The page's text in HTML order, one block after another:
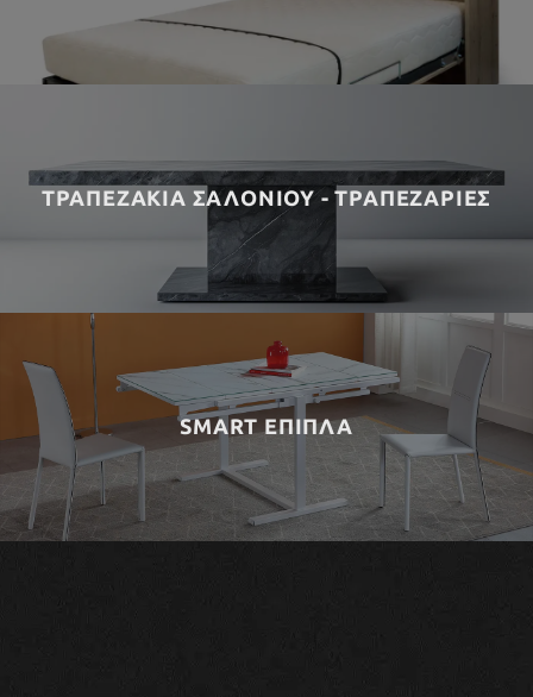
ΤΡΑΠΕΖΑΚΙΑ ΣΑΛΟΝΙΟΥ - ΤΡΑΠΕΖΑΡΙΕΣ
SMART ΕΠΙΠΛΑ